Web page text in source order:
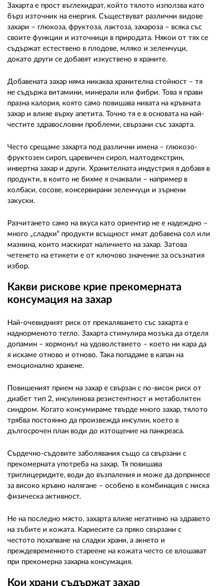
Захарта е прост въглехидрат, който тялото използва като
бърз източник на енергия. Съществуват различни видове
захари – глюкоза, фруктоза, лактоза, захароза – всяка със
своите функции и източници в природата. Някои от тях се
съдържат естествено в плодове, мляко и зеленчуци,
докато други се добавят изкуствено в храните.
Добавената захар няма никаква хранителна стойност – тя
не съдържа витамини, минерали или фибри. Това я прави
празна калория, която само повишава нивата на кръвната
захар и влияе върху апетита. Точно тя е в основата на най-
честите здравословни проблеми, свързани със захарта.
Често срещаме захарта под различни имена – глюкозо-
фруктозен сироп, царевичен сироп, малтодекстрин,
инвертна захар и други. Хранителната индустрия я добавя в
продукти, в които не бихме я очаквали – например в
колбаси, сосове, консервирани зеленчуци и зърнени
закуски.
Разчитането само на вкуса като ориентир не е надеждно –
много „сладки“ продукти всъщност имат добавена сол или
мазнина, които маскират наличието на захар. Затова
четенето на етикети е от ключово значение за осъзнатия
избор.
Какви рискове крие прекомерната
консумация на захар
Най-очевидният риск от прекаляването със захарта е
наднорменото тегло. Захарта стимулира мозъка да отделя
допамин – хормонът на удоволствието – което ни кара да
я искаме отново и отново. Така попадаме в капан на
емоционално хранене.
Повишеният прием на захар е свързан с по-висок риск от
диабет тип 2, инсулинова резистентност и метаболитен
синдром. Когато консумираме твърде много захар, тялото
трябва постоянно да произвежда инсулин, което в
дългосрочен план води до изтощение на панкреаса.
Сърдечно-съдовите заболявания също са свързани с
прекомерната употреба на захар. Тя повишава
триглицеридите, води до възпаления и може да допринесе
за високо кръвно налягане – особено в комбинация с ниска
физическа активност.
Не на последно място, захарта влияе негативно на здравето
на зъбите и кожата. Кариесите са пряко свързани с
честото похапване на сладки храни, а акнето и
преждевременното стареене на кожата често се влошават
при прекомерна захарна консумация.
Кои храни съдържат захар